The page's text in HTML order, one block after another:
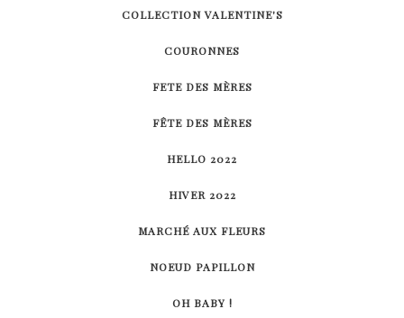
COLLECTION VALENTINE'S
COURONNES
FETE DES MÈRES
FÊTE DES MÈRES
HELLO 2022
HIVER 2022
MARCHÉ AUX FLEURS
NOEUD PAPILLON
OH BABY !